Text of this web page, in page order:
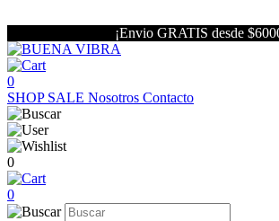
¡Envio GRATIS desde
0
SHOP SALE Nosotros Contacto
0
0